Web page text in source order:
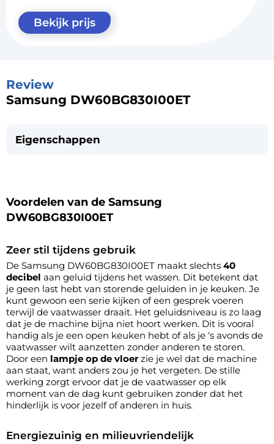
Bekijk prijs
Review
Samsung DW60BG830I00ET
Eigenschappen
Voordelen van de Samsung
DW60BG830I00ET
Zeer stil tijdens gebruik
De Samsung DW60BG830I00ET maakt slechts 40
decibel aan geluid tijdens het wassen. Dit betekent dat
je geen last hebt van storende geluiden in je keuken. Je
kunt gewoon een serie kijken of een gesprek voeren
terwijl de vaatwasser draait. Het geluidsniveau is zo laag
dat je de machine bijna niet hoort werken. Dit is vooral
handig als je een open keuken hebt of als je ‘s avonds de
vaatwasser wilt aanzetten zonder anderen te storen.
Door een lampje op de vloerzie je wel dat de machine
aan staat, want anders zou je het vergeten. De stille
werking zorgt ervoor dat je de vaatwasser op elk
moment van de dag kunt gebruiken zonder dat het
hinderlijk is voor jezelf of anderen in huis.
Energiezuinig en milieuvriendelijk